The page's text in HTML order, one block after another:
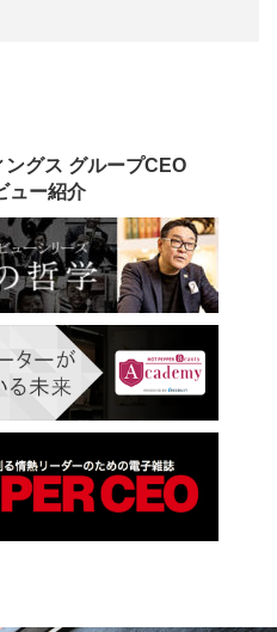
グス グループCEO
ュー紹介